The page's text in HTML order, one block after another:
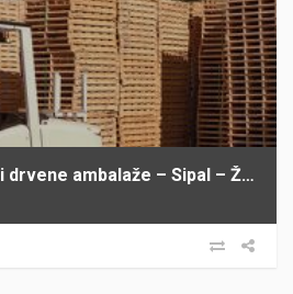
Proizvodnja paleta i drvene ambalaže – Sipal – Žabalj